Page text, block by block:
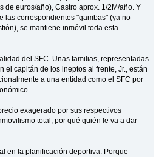
de euros/año), Castro aprox. 1/2M/año. Y
las correspondientes "gambas" (ya no
se mantiene inmóvil toda esta
del SFC. Unas familias, representadas
el capitán de los ineptos al frente, Jr., están
a una entidad como el SFC por
exagerado por sus respectivos
total, por qué quién le va a dar
en la planificación deportiva. Porque